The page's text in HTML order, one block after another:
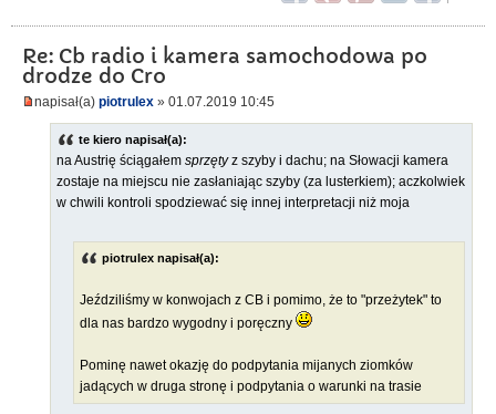
Re: Cb radio i kamera samochodowa po
drodze do Cro
napisał(a) piotrulex » 01.07.2019 10:45
te kiero napisał(a):
na Austrię ściągałem sprzętyz szyby i dachu; na Słowacji kamera
zostaje na miejscu nie zasłaniając szyby (za lusterkiem); aczkolwiek
w chwili kontroli spodziewać się innej interpretacji niż moja
piotrulex napisał(a):
Jeździliśmy w konwojach z CB i pomimo, że to "przeżytek" to
dla nas bardzo wygodny i poręczny
Pominę nawet okazję do podpytania mijanych ziomków
jadących w druga stronę i podpytania o warunki na trasie